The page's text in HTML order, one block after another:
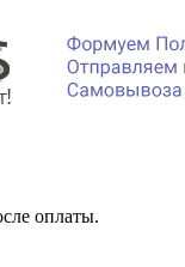
оплаты.